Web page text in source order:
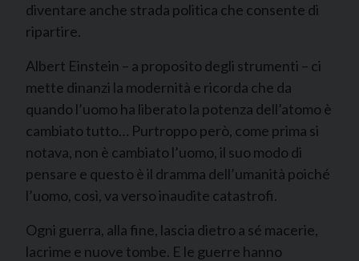
diventare anche strada politica che consente di
ripartire.
Albert Einstein – a proposito degli strumenti – ci
mette dinanzi la modernità e ricorda che da
quando l’uomo ha liberato la potenza dell’atomo è
cambiato tutto… Purtroppo però, come prima si
notava, non è cambiato l’uomo, il suo modo di
pensare e questo è il dramma dell’umanità poiché
l’uomo, così, va verso inaudite catastrofi.
Ogni guerra, alla fine, lascia dietro a sé macerie,
lacrime e nuove tombe. E le guerre hanno